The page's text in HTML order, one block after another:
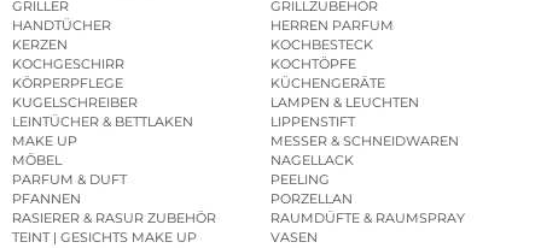
GRILLER
GRILLZUBEHÖR
HANDTÜCHER
HERREN PARFUM
KERZEN
KOCHBESTECK
KOCHGESCHIRR
KOCHTÖPFE
KÖRPERPFLEGE
KÜCHENGERÄTE
KUGELSCHREIBER
LAMPEN & LEUCHTEN
LEINTÜCHER & BETTLAKEN
LIPPENSTIFT
MAKE UP
MESSER & SCHNEIDWAREN
MÖBEL
NAGELLACK
PARFUM & DUFT
PEELING
PFANNEN
PORZELLAN
RASIERER & RASUR ZUBEHÖR
RAUMDÜFTE & RAUMSPRAY
TEINT | GESICHTS MAKE UP
VASEN